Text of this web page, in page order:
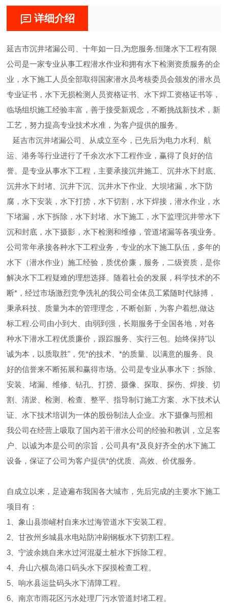
详细介绍
延吉市沉井堵漏公司、十年如一日,为您服务.恒隆水下工程有限
公司是一家专业从事工程潜水作业和拥有水下检测资质服务的企
业，水下施工人员全部取得国家潜水员考核委员会颁发的潜水员
专业证书，水下无损检测人员资格证书、水下焊工资格证书等，
临场组织施工经验丰富，善于接受新观念，不断挑战新技术，新
工艺，努力提高专业技术水准，为客户提供的服务。
延吉市沉井堵漏公司、从成立至今，已先后为电力水利、航
运、港务等行业进行了千余次水下工程作业，赢得了良好的信
誉。是专业从事水下工程，主要承接沉井施工、沉井水下封底、
沉井水下封堵、沉井下沉、沉井水下作业、大坝堵漏，水下防
腐，水下安装，水下打捞，水下切割，水下焊接，潜水作业，水
下堵漏，水下拆除，水下封堵、水下施工，水下监理沉井带水下
沉和封底，水下摄影，水下检测和维修，管道堵漏等各项业务。
公司常年承接各种水下工程业务，专业的水下施工队伍，多年的
水下（潜水作业）施工经验，质优价廉，服务，二级资质，是你
解决水下工程疑难的理想选择。随着社会的发展，科学技术的不
断*，经过市场激烈竞争洗礼的我公司全体员工紧随时代脉搏，
秉承科技、质量为本的管理理念，不断创新，为客户着想,做达
标工程.公司由小到大、由弱到强，长期服务于全国各地，对各
种水下潜水工程优质廉价，跟踪服务、实行三包。始终保持"以
诚为本，以质取胜"，凭*的技术、*的质量、以满意的服务、良
好的信誉来不断拓展和赢得市场。公司是专业从事水下：拆除、
安装、堵漏、维修、钻孔、打捞、摄像、探取、探伤、焊接、切
割、清淤、检测、检查、整平、指导制订施工方案、水下技术认
证、水下技术培训为一体的股份制法人企业。水下摄像与照相
我公司在经营上吸取了国内若干潜水公司的经验和教训，立足客
户、以诚为本是公司的宗旨，公司具有*及良好齐全的水下施工
设备，保证了公司为客户提供*的优质、高效、价优服务。
自成立以来，足迹遍布我国各大城市，先后完成的主要水下施工
项目有：
1、象山县崇嵼村自来水过海管道水下安装工程。
2、甘孜州乡城县水电站防冲刷钢板水下切割工程。
3、宁波余姚自来水过河混凝土桩水下拆除工程。
4、舟山六横岛港口码头水下探摸检查工程。
5、响水县运盐码头水下清障工程。
6、南京市雨花区污水处理厂污水管道封堵工程。